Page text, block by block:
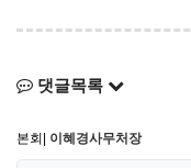
댓글목록
본회| 이혜경사무처장